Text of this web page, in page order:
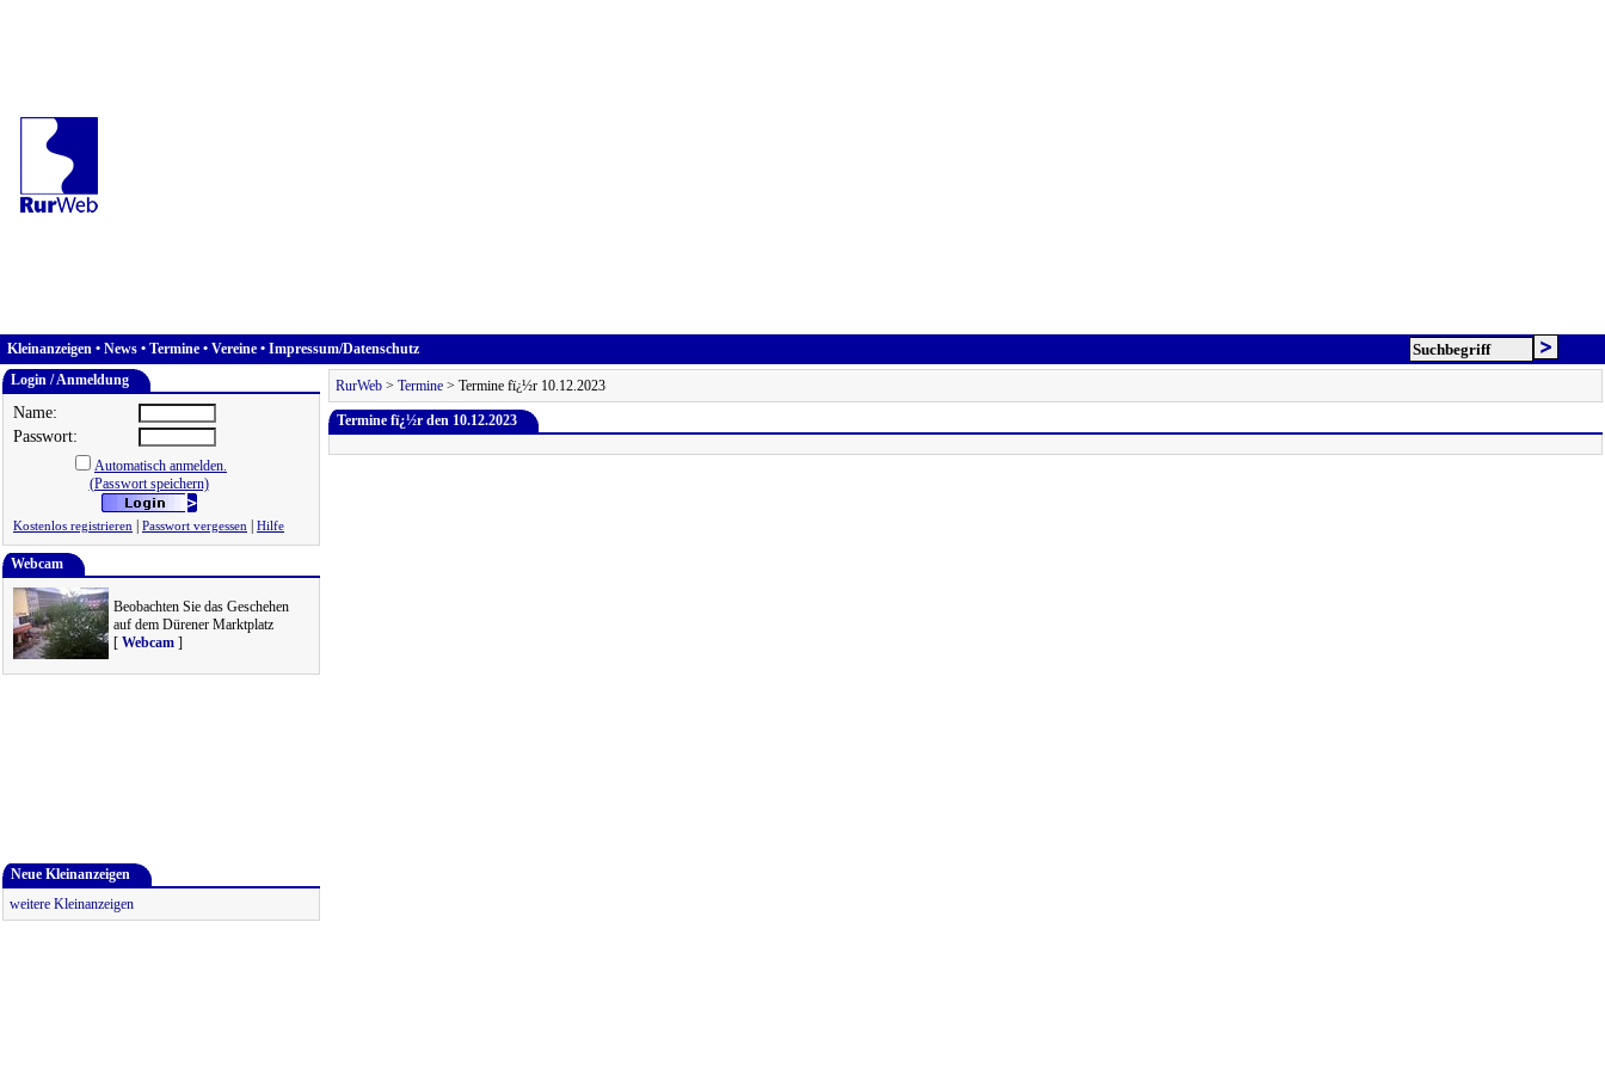
Kleinanzeigen • News • Termine • Vereine • Impressum/Datenschutz
Login / Anmeldung
Name:
Passwort:
Automatisch anmelden.
(Passwort speichern)
Kostenlos registrieren Passwort vergessen Hilfe
Webcam
Beobachten Sie das Geschehen
auf dem Dürener Marktplatz
[ Webcam ]
Neue Kleinanzeigen
weitere Kleinanzeigen
RurWeb > Termine > Termine fï¿½r 10.12.2023
Termine fï¿½r den 10.12.2023